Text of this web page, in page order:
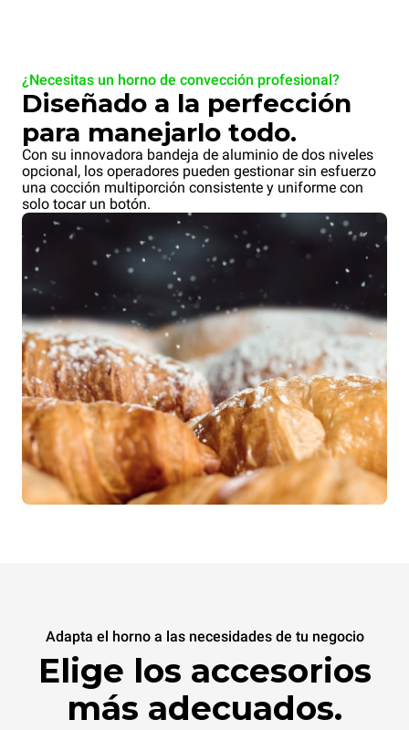
¿Necesitas un horno de convección profesional?
Diseñado a la perfección
para manejarlo todo.
Con su innovadora bandeja de aluminio de dos niveles
opcional, los operadores pueden gestionar sin esfuerzo
una cocción multiporción consistente y uniforme con
solo tocar un botón.
Adapta el horno a las necesidades de tu negocio
Elige los accesorios
más adecuados.